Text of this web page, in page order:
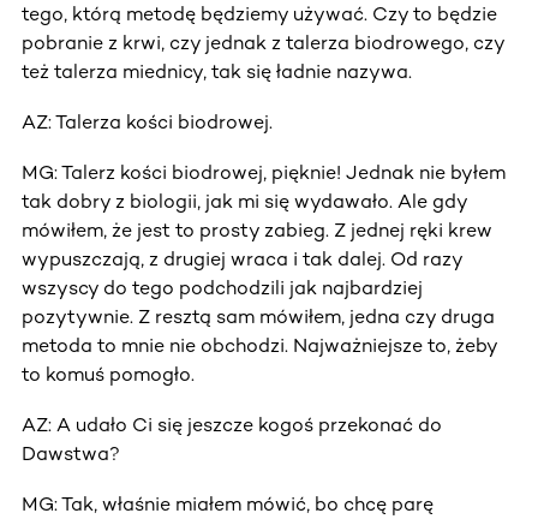
tego, którą metodę będziemy używać. Czy to będzie
pobranie z krwi, czy jednak z talerza biodrowego, czy
też talerza miednicy, tak się ładnie nazywa.
AZ: Talerza kości biodrowej.
MG: Talerz kości biodrowej, pięknie! Jednak nie byłem
tak dobry z biologii, jak mi się wydawało. Ale gdy
mówiłem, że jest to prosty zabieg. Z jednej ręki krew
wypuszczają, z drugiej wraca i tak dalej. Od razy
wszyscy do tego podchodzili jak najbardziej
pozytywnie. Z resztą sam mówiłem, jedna czy druga
metoda to mnie nie obchodzi. Najważniejsze to, żeby
to komuś pomogło.
AZ: A udało Ci się jeszcze kogoś przekonać do
Dawstwa?
MG: Tak, właśnie miałem mówić, bo chcę parę